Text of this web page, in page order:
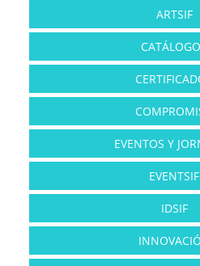
ARTSIF
EVENTOS Y
EVENTSIF
IDSIF